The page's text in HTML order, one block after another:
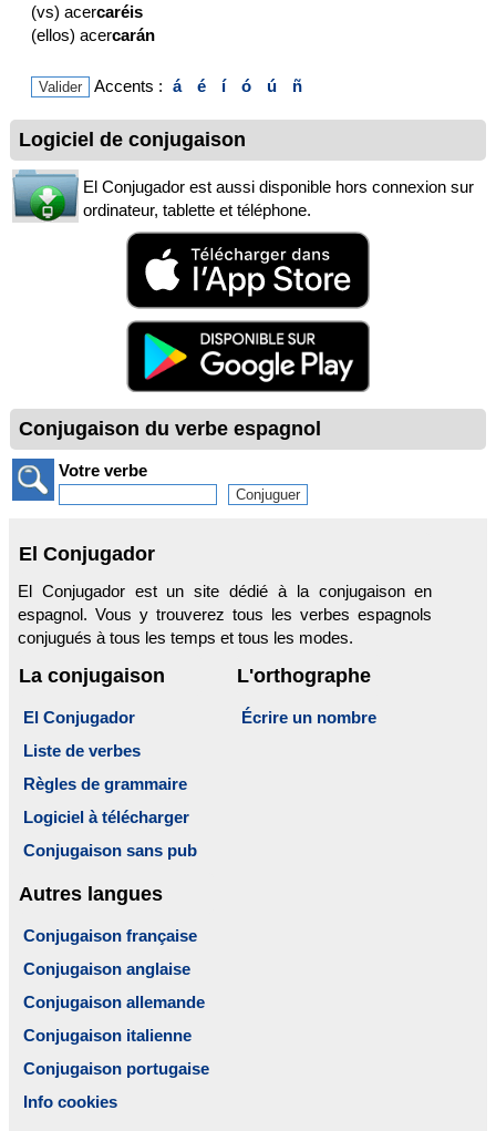
(vs) acercaréis
(ellos) acercarán
Accents : á é í ó ú ñ
Logiciel de conjugaison
El Conjugador est aussi disponible hors connexion sur
ordinateur, tablette et téléphone.
Conjugaison du verbe espagnol
Votre verbe
El Conjugador
El Conjugador est un site dédié à la conjugaison en
espagnol. Vous y trouverez tous les verbes espagnols
conjugués à tous les temps et tous les modes.
La conjugaison
El Conjugador
Liste de verbes
Règles de grammaire
Logiciel à télécharger
Conjugaison sans pub
L'orthographe
Écrire un nombre
Autres langues
Conjugaison française
Conjugaison anglaise
Conjugaison allemande
Conjugaison italienne
Conjugaison portugaise
Info cookies